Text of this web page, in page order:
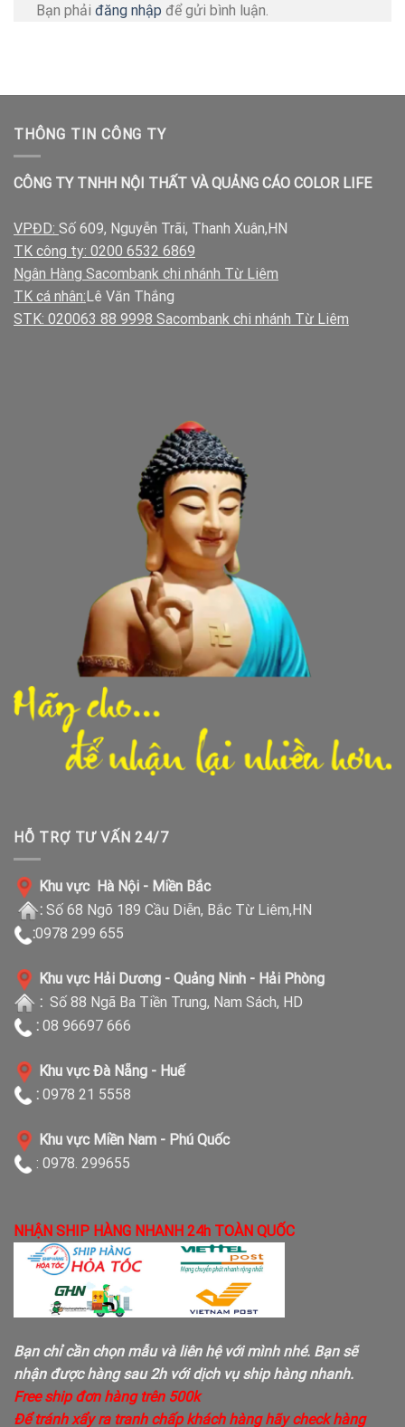
Bạn phải đăng nhập để gửi bình luận.
THÔNG TIN CÔNG TY
CÔNG TY TNHH NỘI THẤT VÀ QUẢNG CÁO COLOR LIFE
VPĐD: Số 609, Nguyễn Trãi, Thanh Xuân,HN
TK công ty: 0200 6532 6869
Ngân Hàng Sacombank chi nhánh Từ Liêm
TK cá nhân: Lê Văn Thắng
STK: 020063 88 9998 Sacombank chi nhánh Từ Liêm
HỖ TRỢ TƯ VẤN 24/7
Khu vực Hà Nội - Miền Bắc
: Số 68 Ngõ 189 Cầu Diễn, Bắc Từ Liêm,HN
:0978 299 655
Khu vực Hải Dương - Quảng Ninh - Hải Phòng
: Số 88 Ngã Ba Tiền Trung, Nam Sách, HD
: 08 96697 666
Khu vực Đà Nẵng - Huế
: 0978 21 5558
Khu vực Miền Nam - Phú Quốc
: 0978. 299655
NHẬN SHIP HÀNG NHANH 24h TOÀN QUỐC
Bạn chỉ cần chọn mẫu và liên hệ với mình nhé. Bạn sẽ
nhận được hàng sau 2h với dịch vụ ship hàng nhanh.
Free ship đơn hàng trên 500k
Để tránh xẩy ra tranh chấp khách hàng hãy check hàng